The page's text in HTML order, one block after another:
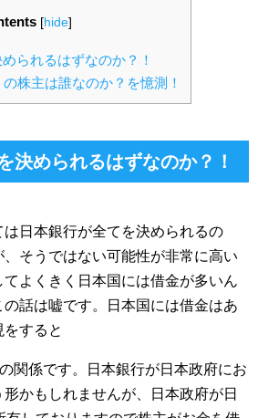
[hide]
られるはずなのか？！
株主は誰なのか？を憶測！
決められるはずなのか？！
は日本銀行が全てを決められるの
そうではない可能性が非常に高い
よくきく日本国には借金が多いん
話は嘘です。日本国には借金はあ
すると
関係です。日本銀行が日本政府にお
かもしれませんが、日本政府が日